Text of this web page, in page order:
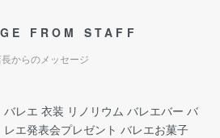
FROM STAFF
長からのメッセージ
バレエ 衣装 リノリウム バレエバー バ
レエ発表会プレゼント バレエお菓子